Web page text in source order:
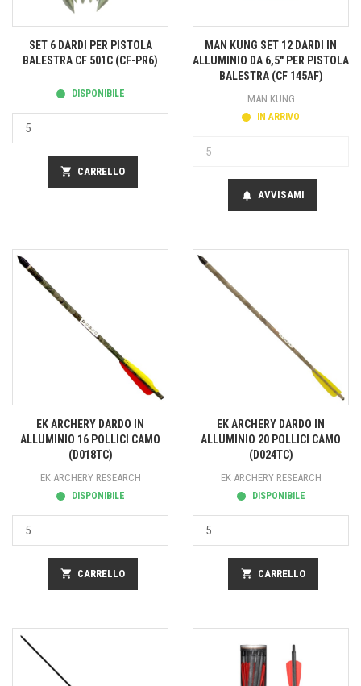
SET 6 DARDI PER PISTOLA
BALESTRA CF 501C (CF-PR6)
DISPONIBILE
shopping_cart CARRELLO
MAN KUNG SET 12 DARDI IN
ALLUMINIO DA 6,5" PER PISTOLA
BALESTRA (CF 145AF)
MAN KUNG
IN ARRIVO
notifications AVVISAMI
EK ARCHERY DARDO IN
ALLUMINIO 16 POLLICI CAMO
(D018TC)
EK ARCHERY RESEARCH
DISPONIBILE
shopping_cart CARRELLO
EK ARCHERY DARDO IN
ALLUMINIO 20 POLLICI CAMO
(D024TC)
EK ARCHERY RESEARCH
DISPONIBILE
shopping_cart CARRELLO